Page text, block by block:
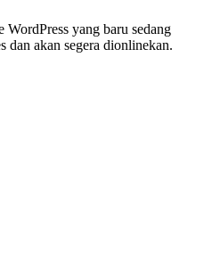
WordPress yang baru sedang
dan akan segera dionlinekan.